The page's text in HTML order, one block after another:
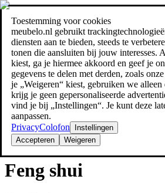
Toestemming voor cookies
meubelo.nl gebruikt
diensten aan te bieden, steeds te
tonen die aansluiten bij jouw interesses.
kiest, ga je hiermee akkoord en geef je
gegevens te delen met derden, zoals
je „Weigeren“ kiest, gebruiken we alleen
krijg je geen gepersonaliseerde
vind je bij „Instellingen“. Je kunt deze
aanpassen.
PrivacyColofon
Instellingen
Accepteren
Weigeren
Zoeken
meubel jezelf de beste prijs!meubel jezelf
Overige
Feng shui